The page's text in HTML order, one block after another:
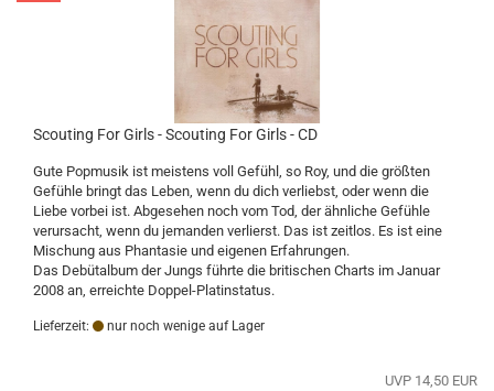
Scouting For Girls - Scouting For Girls - CD
Gute Popmusik ist meistens voll Gefühl, so Roy, und die größten
Gefühle bringt das Leben, wenn du dich verliebst, oder wenn die
Liebe vorbei ist. Abgesehen noch vom Tod, der ähnliche Gefühle
verursacht, wenn du jemanden verlierst. Das ist zeitlos. Es ist eine
Mischung aus Phantasie und eigenen Erfahrungen.
Das Debütalbum der Jungs führte die britischen Charts im Januar
2008 an, erreichte Doppel-Platinstatus.
Lieferzeit: nur noch wenige auf Lager
UVP 14,50 EUR